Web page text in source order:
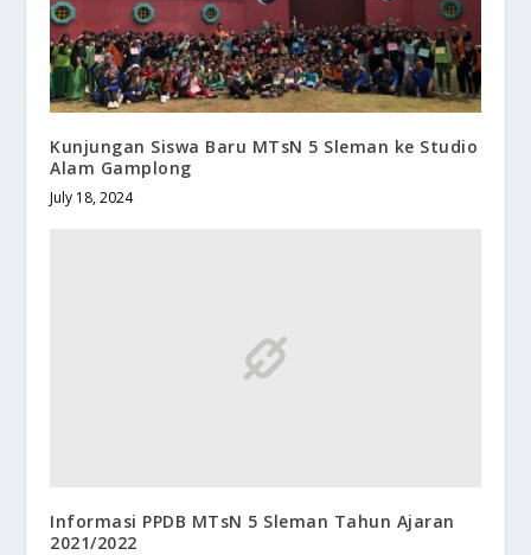
Kunjungan Siswa Baru MTsN 5 Sleman ke Studio
Alam Gamplong
July 18, 2024
Informasi PPDB MTsN 5 Sleman Tahun Ajaran
2021/2022